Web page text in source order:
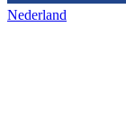
Nederland